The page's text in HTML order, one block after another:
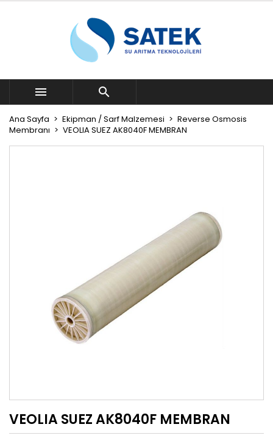
 
Ana Sayfa Ekipman / Sarf Malzemesi
Reverse Osmosis
Membranı
VEOLIA SUEZ AK8040F MEMBRAN
VEOLIA SUEZ AK8040F MEMBRAN